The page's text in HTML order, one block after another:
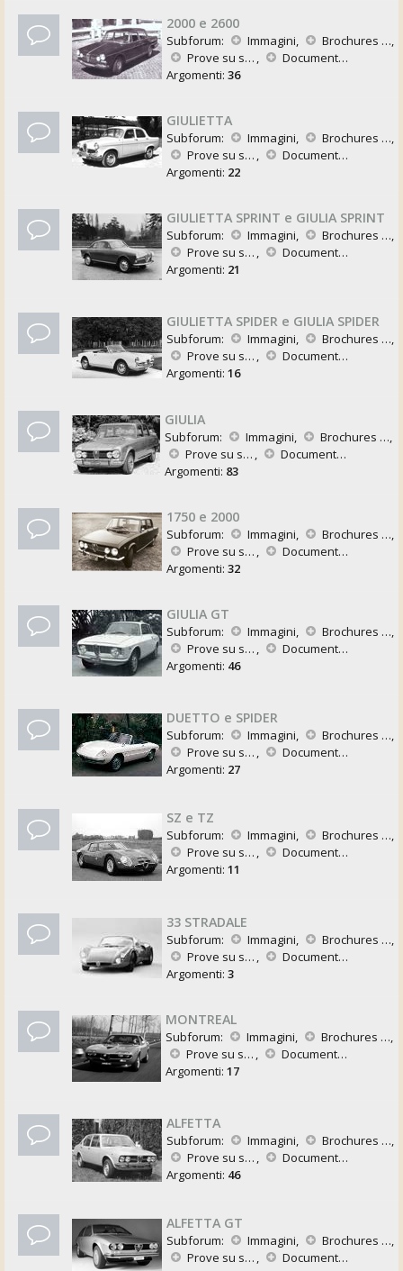
2000 e 2600
Subforum: Immagini, Brochures e Pubblicazioni
,
Prove su strada
,
Documentazione Tecnica
Argomenti: 36
GIULIETTA
Subforum: Immagini, Brochures e Pubblicazioni
,
Prove su strada
,
Documentazione Tecnica
Argomenti: 22
GIULIETTA SPRINT e GIULIA SPRINT
Subforum: Immagini, Brochures e Pubblicazioni
,
Prove su strada
,
Documentazione Tecnica
Argomenti: 21
GIULIETTA SPIDER e GIULIA SPIDER
Subforum: Immagini, Brochures e Pubblicazioni
,
Prove su strada
,
Documentazione Tecnica
Argomenti: 16
GIULIA
Subforum: Immagini, Brochures e Pubblicazioni
,
Prove su strada
,
Documentazione Tecnica
Argomenti: 83
1750 e 2000
Subforum: Immagini, Brochures e Pubblicazioni
,
Prove su strada
,
Documentazione Tecnica
Argomenti: 32
GIULIA GT
Subforum: Immagini, Brochures e Pubblicazioni
,
Prove su strada
,
Documentazione Tecnica
Argomenti: 46
DUETTO e SPIDER
Subforum: Immagini, Brochures e Pubblicazioni
,
Prove su strada
,
Documentazione Tecnica
Argomenti: 27
SZ e TZ
Subforum: Immagini, Brochures e Pubblicazioni
,
Prove su strada
,
Documentazione Tecnica
Argomenti: 11
33 STRADALE
Subforum: Immagini, Brochures e Pubblicazioni
,
Prove su strada
,
Documentazione Tecnica
Argomenti: 3
MONTREAL
Subforum: Immagini, Brochures e Pubblicazioni
,
Prove su strada
,
Documentazione Tecnica
Argomenti: 17
ALFETTA
Subforum: Immagini, Brochures e Pubblicazioni
,
Prove su strada
,
Documentazione Tecnica
Argomenti: 46
ALFETTA GT
Subforum: Immagini, Brochures e Pubblicazioni
,
Prove su strada
,
Documentazione Tecnica